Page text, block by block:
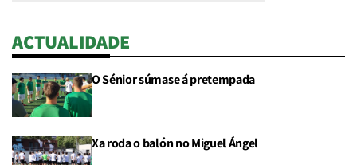
ACTUALIDADE
O Sénior súmase á pretempada
Xa roda o balón no Miguel Ángel